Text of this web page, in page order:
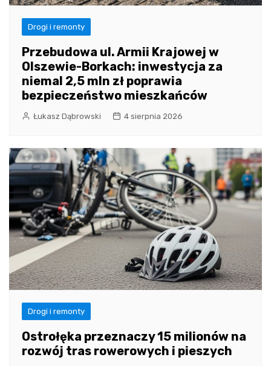
Drogi i remonty
Przebudowa ul. Armii Krajowej w
Olszewie-Borkach: inwestycja za
niemal 2,5 mln zł poprawia
bezpieczeństwo mieszkańców
Łukasz Dąbrowski 4 sierpnia 2026
Drogi i remonty
Ostrołęka przeznaczy 15 milionów na
rozwój tras rowerowych i pieszych